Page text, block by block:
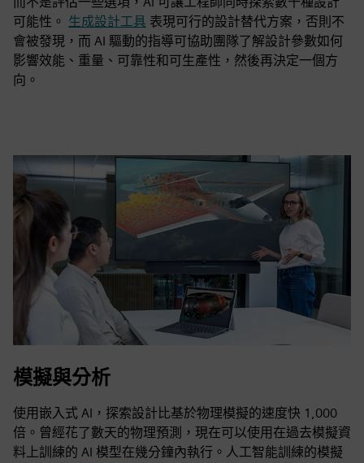
可能性。 生成設計工具 表現可行的設計替代方案，否則不
會被發現，而 AI 驅動的指導可協助團隊了解設計參數如何
影響效能、重量、可靠性和可生產性，然後再決定一個方
向。
模擬與分析
使用嵌入式 AI，探索設計比基於物理模擬的速度快 1,000
倍。曾經花了數天的物理預測，現在可以使用在過去模擬資
料上訓練的 AI 模型在幾分鐘內執行。人工智能訓練的模擬